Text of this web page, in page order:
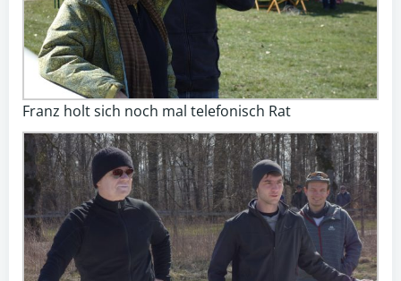
Franz holt sich noch mal telefonisch Rat